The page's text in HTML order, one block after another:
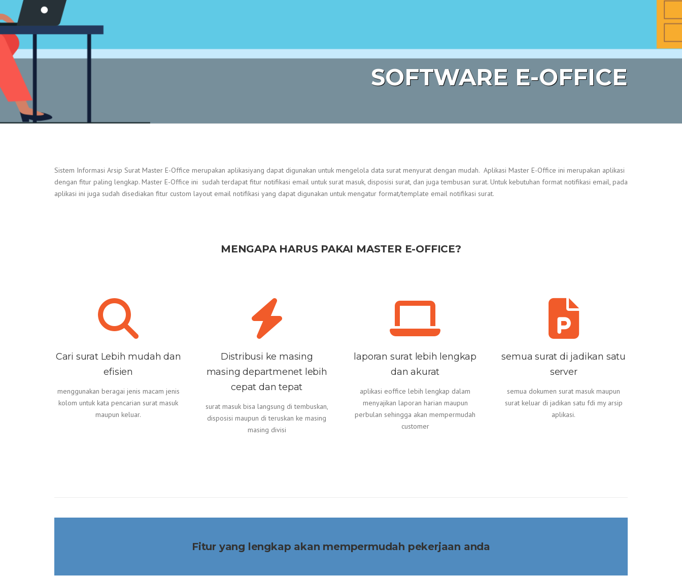
SOFTWARE E-OFFICE
Sistem Informasi Arsip Surat Master E-Office merupakan aplikasiyang dapat digunakan untuk mengelola data surat menyurat dengan mudah. Aplikasi Master E-Office ini merupakan aplikasi
dengan fitur paling lengkap. Master E-Office ini sudah terdapat fitur notifikasi email untuk surat masuk, disposisi surat, dan juga tembusan surat. Untuk kebutuhan format notifikasi email, pada
aplikasi ini juga sudah disediakan fitur custom layout email notifikasi yang dapat digunakan untuk mengatur format/template email notifikasi surat.
MENGAPA HARUS PAKAI MASTER E-OFFICE?
Cari surat Lebih mudah dan
efisien
menggunakan beragai jenis macam jenis
kolom untuk kata pencarian surat masuk
maupun keluar.
Distribusi ke masing
masing departmenet lebih
cepat dan tepat
surat masuk bisa langsung di tembuskan,
disposisi maupun di teruskan ke masing
masing divisi
laporan surat lebih lengkap
dan akurat
aplikasi eoffice lebih lengkap dalam
menyajikan laporan harian maupun
perbulan sehingga akan mempermudah
customer
semua surat di jadikan satu
server
semua dokumen surat masuk maupun
surat keluar di jadikan satu fdi my arsip
aplikasi.
Fitur yang lengkap akan mempermudah pekerjaan anda